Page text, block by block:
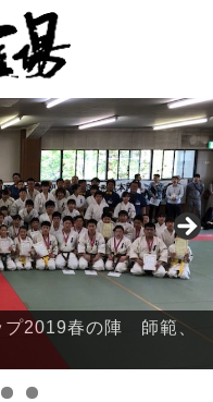
2019春の陣 師範、
2019春の陣 本部・